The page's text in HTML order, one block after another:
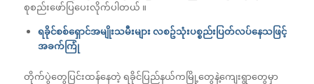
စုစည်းဖော်ပြပေးလိုက်ပါတယ် ။
ရခိုင်စစ်ရှောင်အမျိုးသမီးများ လစဥ်သုံးပစ္စည်းပြတ်လပ်နေသဖြင့်
အခက်ကြုံ
တိုက်ပွဲတွေပြင်းထန်နေတဲ့ ရခိုင်ပြည်နယ်ကမြို့တွေနဲ့ကျေးရွာတွေမှာ